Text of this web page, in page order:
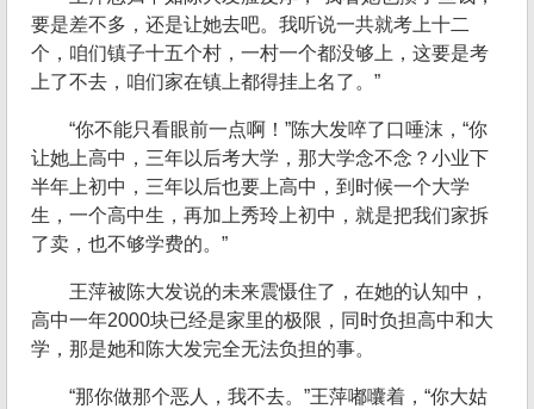
要是差不多，还是让她去吧。我听说一共就考上十二
个，咱们镇子十五个村，一村一个都没够上，这要是考
上了不去，咱们家在镇上都得挂上名了。”
“你不能只看眼前一点啊！”陈大发啐了口唾沫，“你
让她上高中，三年以后考大学，那大学念不念？小业下
半年上初中，三年以后也要上高中，到时候一个大学
生，一个高中生，再加上秀玲上初中，就是把我们家拆
了卖，也不够学费的。”
王萍被陈大发说的未来震慑住了，在她的认知中，
高中一年2000块已经是家里的极限，同时负担高中和大
学，那是她和陈大发完全无法负担的事。
“那你做那个恶人，我不去。”王萍嘟囔着，“你大姑